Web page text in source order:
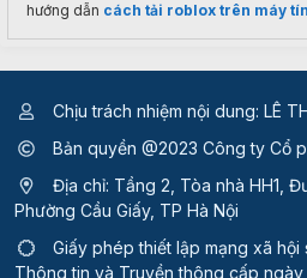
hướng dẫn cách tải roblox trên máy
Chịu trách nhiệm nội dung: LÊ
Bản quyền @2023 Công ty Cổ
Địa chỉ: Tầng 2, Tòa nhà HH1,
Phường Cầu Giấy, TP Hà Nội
Giấy phép thiết lập mạng xã
Thông tin và Truyền thông cấp ngày